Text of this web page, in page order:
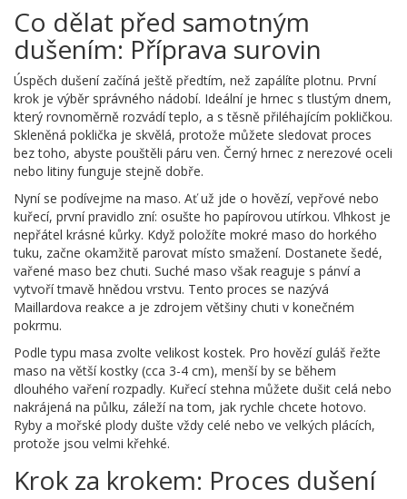
Co dělat před samotným
dušením: Příprava surovin
Úspěch dušení začíná ještě předtím, než zapálíte plotnu. První
krok je výběr správného nádobí. Ideální je hrnec s tlustým dnem,
který rovnoměrně rozvádí teplo, a s těsně přiléhajícím pokličkou.
Skleněná poklička je skvělá, protože můžete sledovat proces
bez toho, abyste pouštěli páru ven. Černý hrnec z nerezové oceli
nebo litiny funguje stejně dobře.
Nyní se podívejme na maso. Ať už jde o hovězí, vepřové nebo
kuřecí, první pravidlo zní: osušte ho papírovou utírkou. Vlhkost je
nepřátel krásné kůrky. Když položíte mokré maso do horkého
tuku, začne okamžitě parovat místo smažení. Dostanete šedé,
vařené maso bez chuti. Suché maso však reaguje s pánví a
vytvoří tmavě hnědou vrstvu. Tento proces se nazývá
Maillardova reakce a je zdrojem většiny chuti v konečném
pokrmu.
Podle typu masa zvolte velikost kostek. Pro hovězí guláš řežte
maso na větší kostky (cca 3-4 cm), menší by se během
dlouhého vaření rozpadly. Kuřecí stehna můžete dušit celá nebo
nakrájená na půlku, záleží na tom, jak rychle chcete hotovo.
Ryby a mořské plody dušte vždy celé nebo ve velkých plácích,
protože jsou velmi křehké.
Krok za krokem: Proces dušení